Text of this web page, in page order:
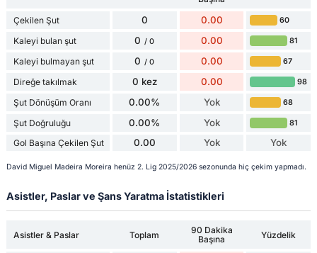
Çekilen Şut
0 0.00 60
Kaleyi bulan şut 0 / 0 0.00 81
Kaleyi bulmayan şut 0 / 0 0.00 67
Direğe takılmak 0 kez 0.00 98
Şut Dönüşüm Oranı 0.00% Yok 68
Şut Doğruluğu 0.00% Yok 81
Gol Başına Çekilen Şut 0.00 Yok Yok
David Miguel Madeira Moreira henüz 2. Lig 2025/2026 sezonunda hiç çekim yapmadı.
Asistler, Paslar ve Şans Yaratma İstatistikleri
Asistler & Paslar Toplam
90 Dakika
Başına
Yüzdelik